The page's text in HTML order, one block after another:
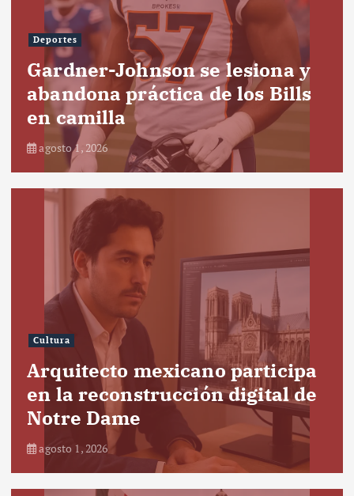
Deportes
Gardner-Johnson se lesiona y
abandona práctica de los Bills
en camilla
agosto 1, 2026
Cultura
Arquitecto mexicano participa
en la reconstrucción digital de
Notre Dame
agosto 1, 2026